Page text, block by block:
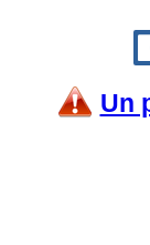
Un